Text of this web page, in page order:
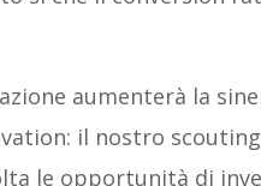
aumenterà la
il nostro
le opportunità di